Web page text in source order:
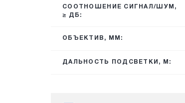
СООТНОШЕНИЕ СИГНАЛ/ШУМ,
≥ ДБ:
ОБЪЕКТИВ, ММ:
ДАЛЬНОСТЬ ПОДСВЕТКИ, М: